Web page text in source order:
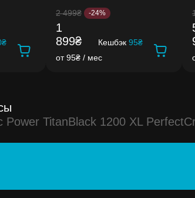
2 499₴ -24%
1
899₴
Кешбэк 95₴
от 95₴ / мес
Power TitanBlack 1200 XL